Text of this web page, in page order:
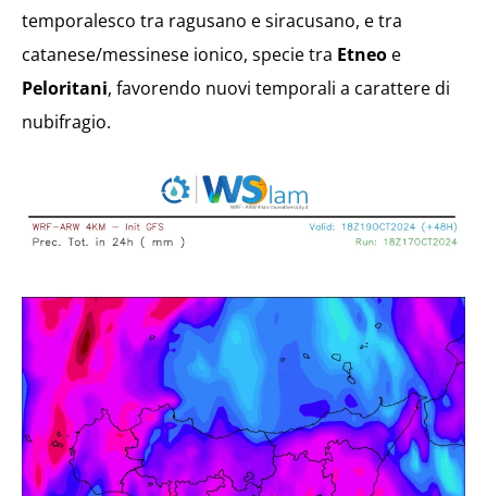
temporalesco tra ragusano e siracusano, e tra
catanese/messinese ionico, specie tra Etneo e
Peloritani, favorendo nuovi temporali a carattere di
nubifragio.